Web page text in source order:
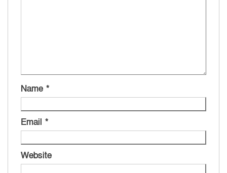
Name *
Email *
Website